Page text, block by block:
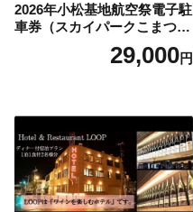
2026年小松基地航空祭電子駐
車券（スカイパークこまつ
翼） 駐車場 シャトルバスの
りばすぐ 石川県 小松市
29,000円